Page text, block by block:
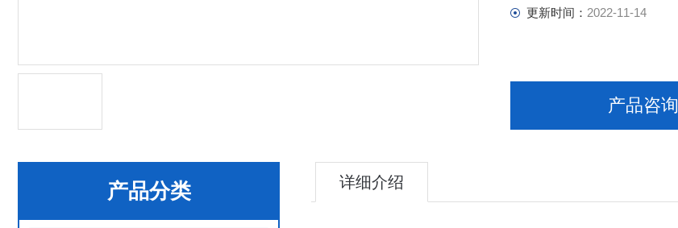
更新时间： 2022-11-14
产品咨询
产品分类 详细介绍